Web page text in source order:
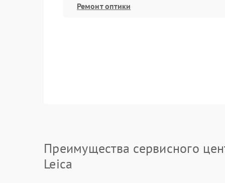
Ремонт оптики
Преимущества сервисного
Leica